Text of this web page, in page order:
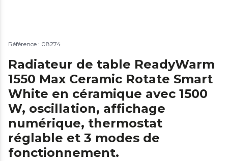
Référence : 08274
Radiateur de table ReadyWarm
1550 Max Ceramic Rotate Smart
White en céramique avec 1500
W, oscillation, affichage
numérique, thermostat
réglable et 3 modes de
fonctionnement.